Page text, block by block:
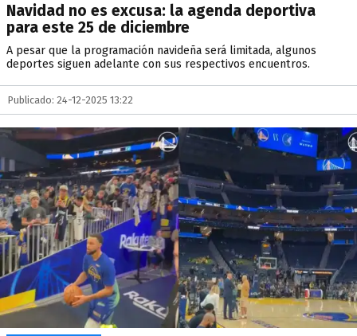
Navidad no es excusa: la agenda deportiva
para este 25 de diciembre
A pesar que la programación navideña será limitada, algunos
deportes siguen adelante con sus respectivos encuentros.
Publicado: 24-12-2025 13:22